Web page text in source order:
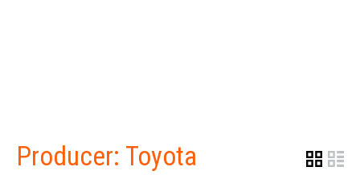
Producer: Toyota